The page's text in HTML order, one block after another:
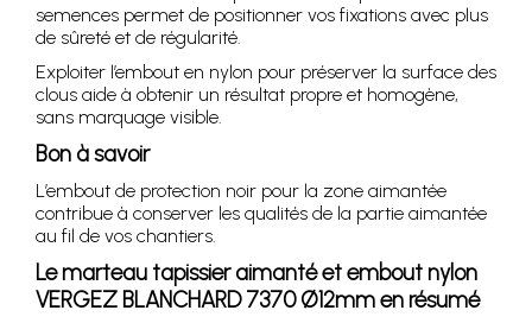
semences permet de positionner vos fixations avec plus
de sûreté et de régularité.
Exploiter l’embout en nylon pour préserver la surface des
clous aide à obtenir un résultat propre et homogène,
sans marquage visible.
Bon à savoir
L’embout de protection noir pour la zone aimantée
contribue à conserver les qualités de la partie aimantée
au fil de vos chantiers.
Le marteau tapissier aimanté et embout nylon
VERGEZ BLANCHARD 7370 Ø12mm en résumé